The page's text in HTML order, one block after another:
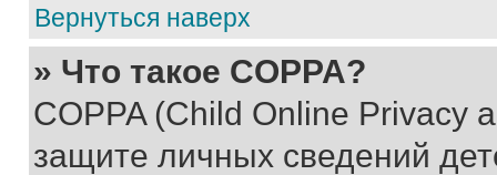
Вернуться наверх
» Что такое COPPA?
COPPA (Child Online Privacy
защите личных сведений